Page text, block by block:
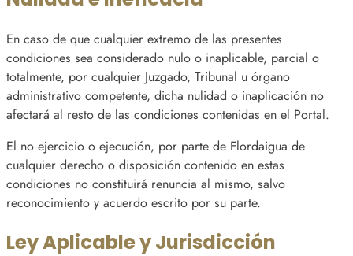
En caso de que cualquier extremo de las presentes
condiciones sea considerado nulo o inaplicable, parcial o
totalmente, por cualquier Juzgado, Tribunal u órgano
administrativo competente, dicha nulidad o inaplicación no
afectará al resto de las condiciones contenidas en el Portal.
El no ejercicio o ejecución, por parte de Flordaigua de
cualquier derecho o disposición contenido en estas
condiciones no constituirá renuncia al mismo, salvo
reconocimiento y acuerdo escrito por su parte.
Ley Aplicable y Jurisdicción